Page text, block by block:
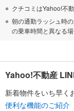
クチコミはYahoo!不
朝の通勤ラッシュ時
の乗車時間と異なる場
Yahoo!不動産
新着物件をいち早く
便利な機能のご紹介